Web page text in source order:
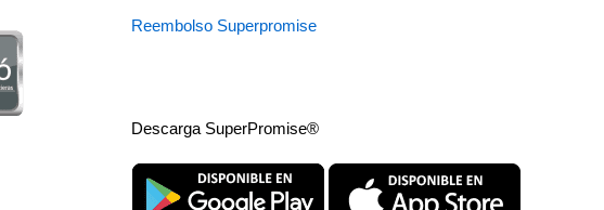
Reembolso Superpromise
Descarga SuperPromise®